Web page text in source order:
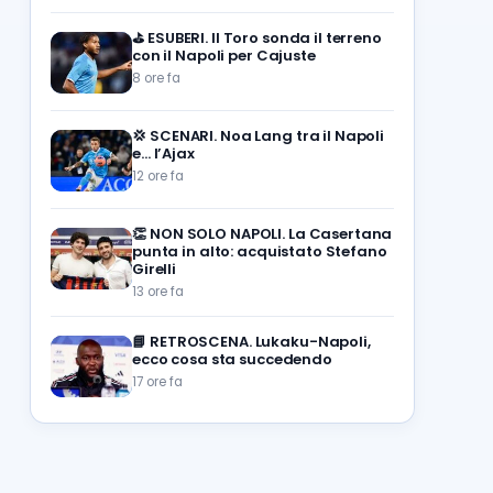
⛳ ESUBERI. Il Toro sonda il terreno
con il Napoli per Cajuste
8 ore fa
💢 SCENARI. Noa Lang tra il Napoli
e… l’Ajax
12 ore fa
👏 NON SOLO NAPOLI. La Casertana
punta in alto: acquistato Stefano
Girelli
13 ore fa
📘 RETROSCENA. Lukaku-Napoli,
ecco cosa sta succedendo
17 ore fa